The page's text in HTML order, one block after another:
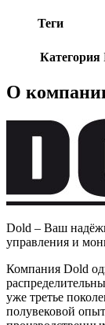
Теги
Категория
О
Dold – Ваш
управления и
Компания Dold
уже третье
полувековой